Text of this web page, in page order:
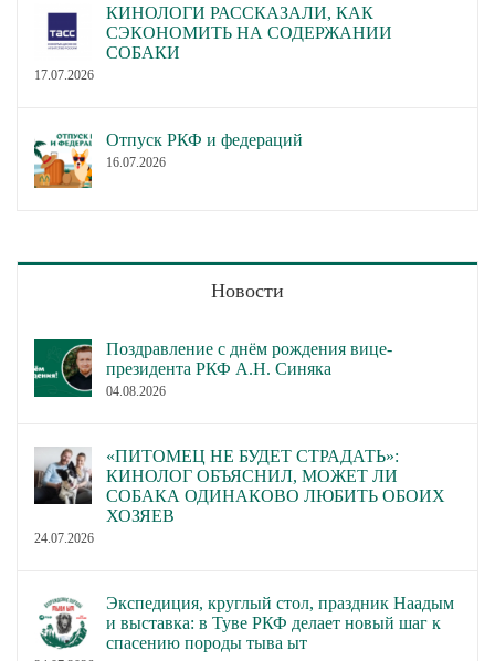
КИНОЛОГИ РАССКАЗАЛИ, КАК
СЭКОНОМИТЬ НА СОДЕРЖАНИИ
СОБАКИ
17.07.2026
Отпуск РКФ и федераций
16.07.2026
Новости
Поздравление с днём рождения вице-
президента РКФ А.Н. Синяка
04.08.2026
«ПИТОМЕЦ НЕ БУДЕТ СТРАДАТЬ»:
КИНОЛОГ ОБЪЯСНИЛ, МОЖЕТ ЛИ
СОБАКА ОДИНАКОВО ЛЮБИТЬ ОБОИХ
ХОЗЯЕВ
24.07.2026
Экспедиция, круглый стол, праздник Наадым
и выставка: в Туве РКФ делает новый шаг к
спасению породы тыва ыт